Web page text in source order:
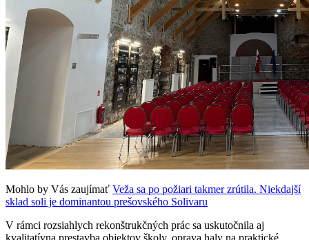
Mohlo by Vás zaujímať Veža sa po požiari takmer zrútila. Niekdajší
sklad soli je dominantou prešovského Solivaru
V rámci rozsiahlych rekonštrukčných prác sa uskutočnila aj